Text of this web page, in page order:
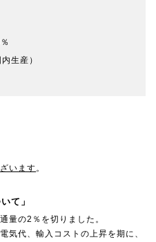
生産）
います 。
て」
量の2％を切りました。
気代、輸入コストの上昇を期に、